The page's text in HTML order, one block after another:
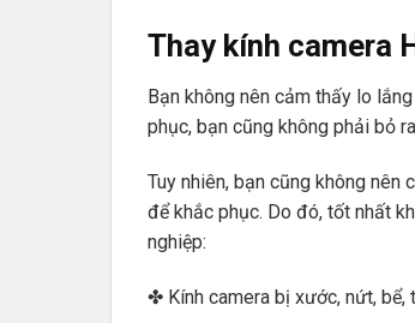
Thay kính camera
Bạn không nên cảm thấy lo
phục, bạn cũng không phải bỏ
Tuy nhiên, bạn cũng không nên
để khắc phục. Do đó, tốt nhất
nghiệp:
✤ Kính camera bị xước, nứt, bể,